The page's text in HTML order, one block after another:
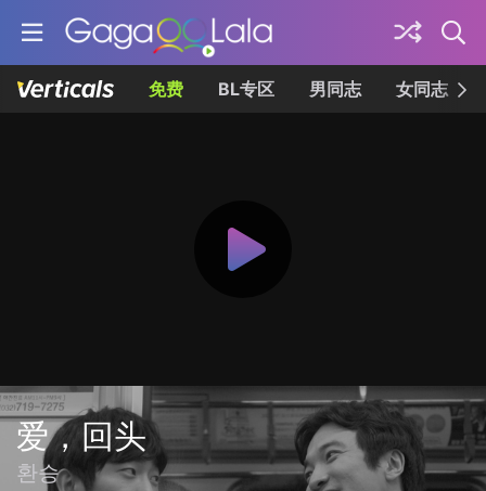
免费 BL专区 男同志 女同志
爱，回头
환승